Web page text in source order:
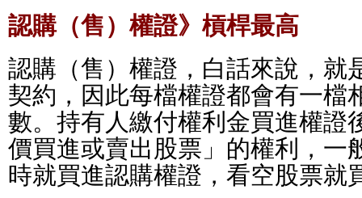
認購（售）權證》槓桿最高
認購（售）權證，白話來說，就
契約，因此每檔權證都會有一檔
數。持有人繳付權利金買進權證
價買進或賣出股票」的權利，一
時就買進認購權證，看空股票就